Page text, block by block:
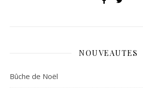
NOUVEAUTES
Bûche de Noël